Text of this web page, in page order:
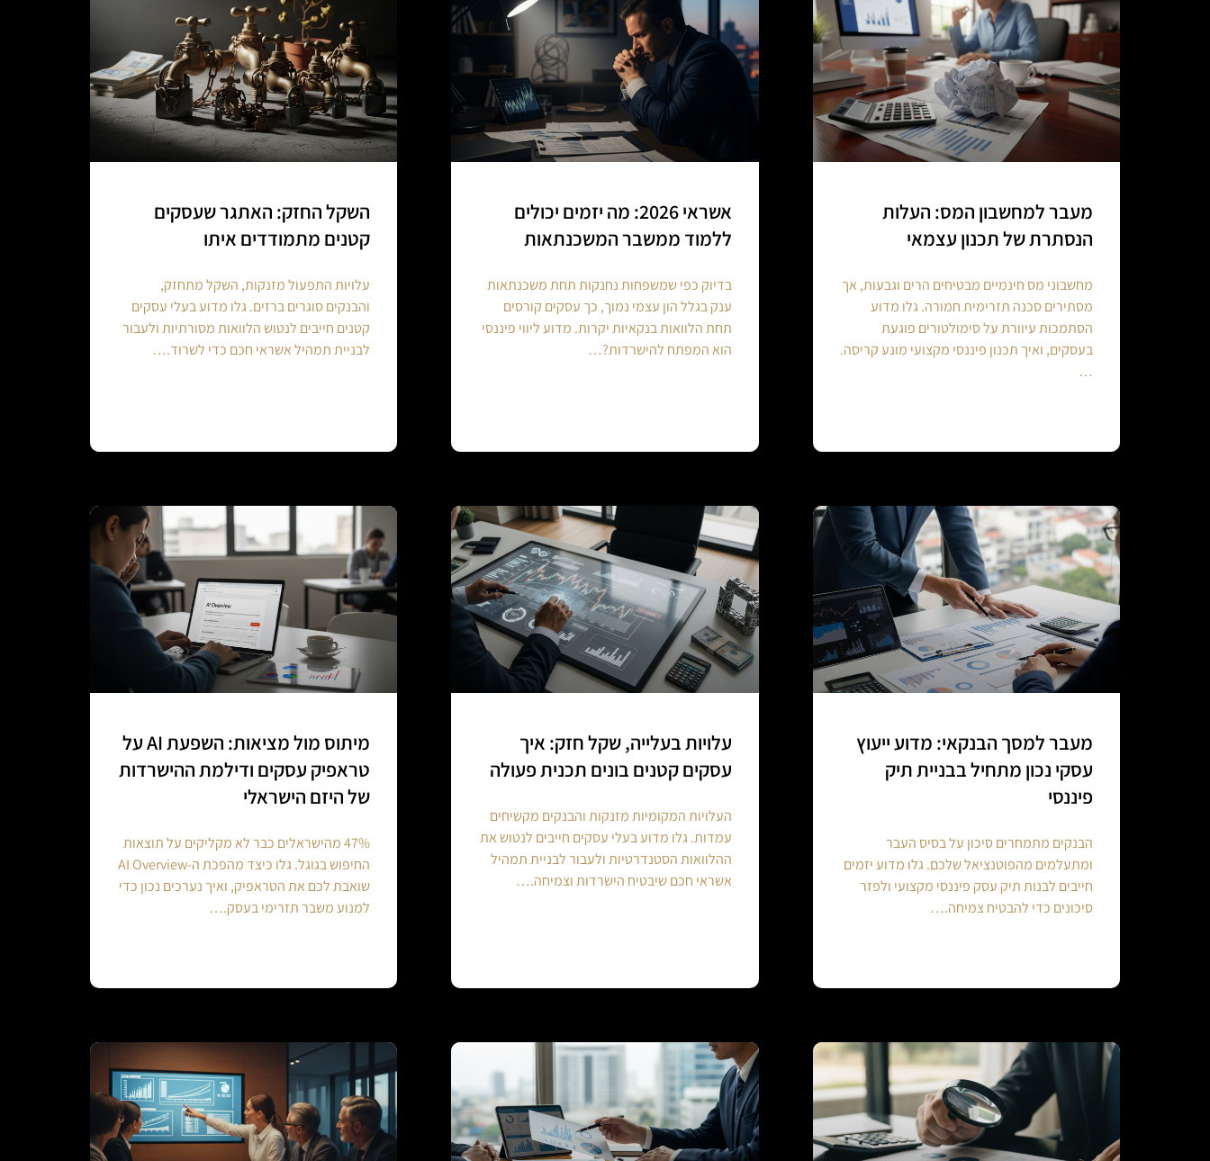
מעבר למחשבון המס: העלות
הנסתרת של תכנון עצמאי
מחשבוני מס חינמיים מבטיחים הרים וגבעות, אך
מסתירים סכנה תזרימית חמורה. גלו מדוע
הסתמכות עיוורת על סימולטורים פוגעת
בעסקים, ואיך תכנון פיננסי מקצועי מונע קריסה.
…
אשראי 2026: מה יזמים יכולים
ללמוד ממשבר המשכנתאות
בדיוק כפי שמשפחות נחנקות תחת משכנתאות
ענק בגלל הון עצמי נמוך, כך עסקים קורסים
תחת הלוואות בנקאיות יקרות. מדוע ליווי פיננסי
הוא המפתח להישרדות?…
השקל החזק: האתגר שעסקים
קטנים מתמודדים איתו
עלויות התפעול מזנקות, השקל מתחזק,
והבנקים סוגרים ברזים. גלו מדוע בעלי עסקים
קטנים חייבים לנטוש הלוואות מסורתיות ולעבור
לבניית תמהיל אשראי חכם כדי לשרוד.…
מעבר למסך הבנקאי: מדוע ייעוץ
עסקי נכון מתחיל בבניית תיק
פיננסי
הבנקים מתמחרים סיכון על בסיס העבר
ומתעלמים מהפוטנציאל שלכם. גלו מדוע יזמים
חייבים לבנות תיק עסק פיננסי מקצועי ולפזר
סיכונים כדי להבטיח צמיחה.…
עלויות בעלייה, שקל חזק: איך
עסקים קטנים בונים תכנית פעולה
העלויות המקומיות מזנקות והבנקים מקשיחים
עמדות. גלו מדוע בעלי עסקים חייבים לנטוש את
ההלוואות הסטנדרטיות ולעבור לבניית תמהיל
אשראי חכם שיבטיח הישרדות וצמיחה.…
מיתוס מול מציאות: השפעת AI על
טראפיק עסקים ודילמת ההישרדות
של היזם הישראלי
47% מהישראלים כבר לא מקליקים על תוצאות
החיפוש בגוגל. גלו כיצד מהפכת ה-AI Overview
שואבת לכם את הטראפיק, ואיך נערכים נכון כדי
למנוע משבר תזרימי בעסק.…